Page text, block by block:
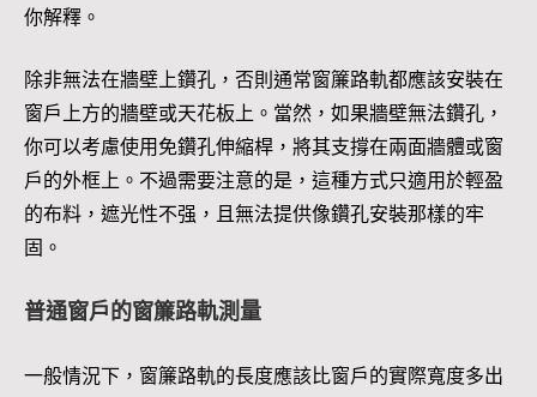
你解釋。
除非無法在牆壁上鑽孔，否則通常窗簾路軌都應該安裝在
窗戶上方的牆壁或天花板上。當然，如果牆壁無法鑽孔，
你可以考慮使用免鑽孔伸縮桿，將其支撐在兩面牆體或窗
戶的外框上。不過需要注意的是，這種方式只適用於輕盈
的布料，遮光性不强，且無法提供像鑽孔安裝那樣的牢
固。
普通窗戶的窗簾路軌測量
一般情況下，窗簾路軌的長度應該比窗戶的實際寬度多出